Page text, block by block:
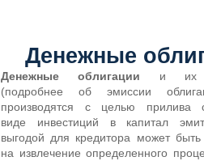
Денежные
Денежные облигации и их
(подробнее об эмиссии
производятся с целью прилива
виде инвестиций в капитал
выгодой для кредитора может быть
на извлечение определенного